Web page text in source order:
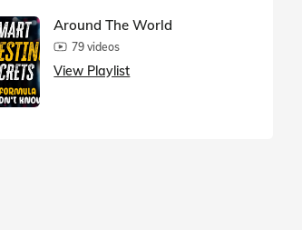
Around The World
79 videos
View Playlist